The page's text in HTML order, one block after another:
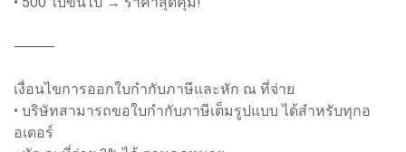
⸻
เงื่อนไขการออกใบกำกับภาษีและหัก ณ ที่จ่าย
• บริษัทสามารถขอใบกำกับภาษีเต็มรูปแบบ ได้สำหรับทุกอ
อเดอร์